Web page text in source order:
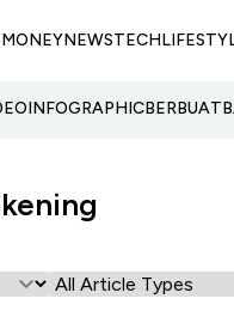
NEWSTECH
INFOGRAPHIC